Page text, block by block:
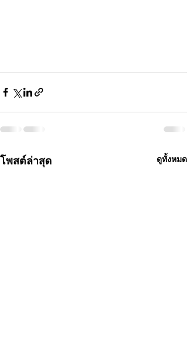
โพสต์ล่าสุด ดูทั้งหมด